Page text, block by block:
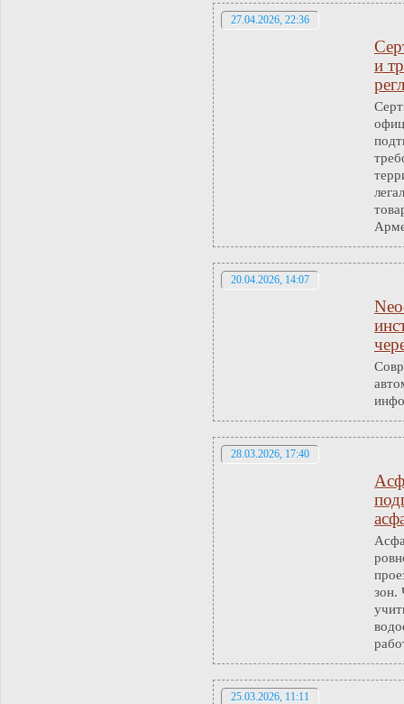
27.04.2026, 22:36
и
20.04.2026, 14:07
28.03.2026, 17:40
зон.
25.03.2026, 11:11